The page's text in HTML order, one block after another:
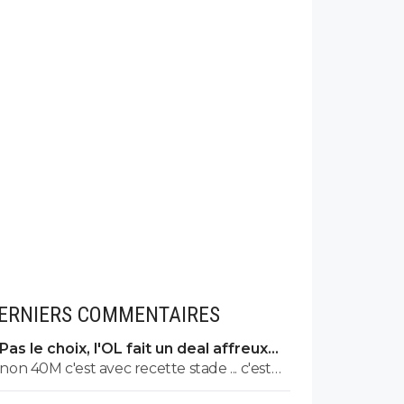
COMMENTAIRES
Pas le choix, l'OL fait un deal affreux
avec Getafe
non 40M c'est avec recette stade ... c'est
21M en finissant 1er et en sortant en 8eme